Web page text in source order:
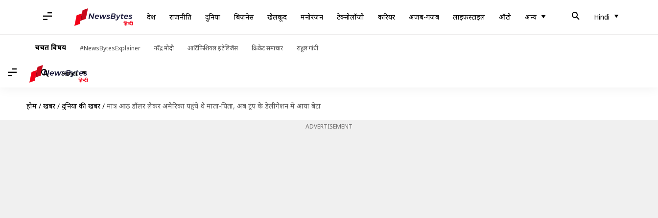
देश राजनीति दुनिया बिज़नेस खेलकूद मनोरंजन टेक्नोलॉजी करियर अजब-गजब लाइफस्टाइल ऑटो अन्य Hindi
चर्चित विषय #NewsBytesExplainer नरेंद्र मोदी आर्टिफिशियल इंटेलिजेंस क्रिकेट समाचार राहुल गांधी
Hindi
होम / खबरें / दुनिया की खबरें / मात्र आठ डॉलर लेकर अमेरिका पहुंचे थे माता-पिता, अब ट्रंप के डेलीगेशन में आया बेटा
ADVERTISEMENT